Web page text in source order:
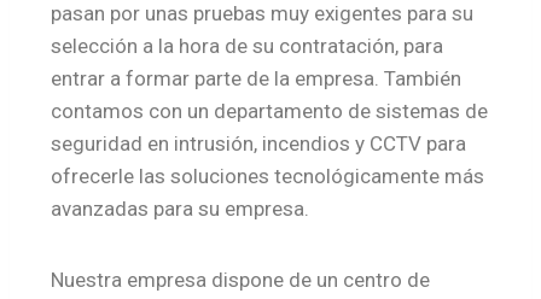
pasan por unas pruebas muy exigentes para su
selección a la hora de su contratación, para
entrar a formar parte de la empresa. También
contamos con un departamento de sistemas de
seguridad en intrusión, incendios y CCTV para
ofrecerle las soluciones tecnológicamente más
avanzadas para su empresa.
Nuestra empresa dispone de un centro de